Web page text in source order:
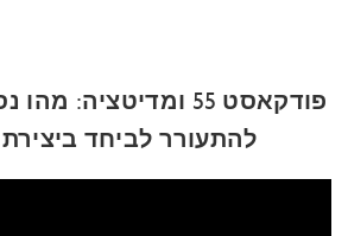
פודקאסט 55
להתעורר לביחד